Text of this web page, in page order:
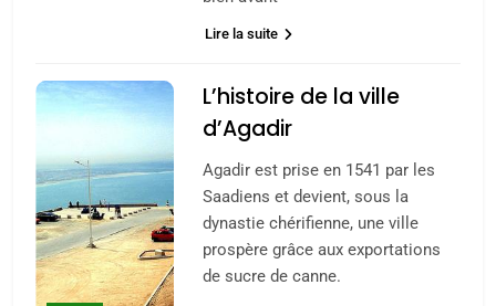
Lire la suite
L’histoire de la ville
d’Agadir
Agadir est prise en 1541 par les
Saadiens et devient, sous la
dynastie chérifienne, une ville
prospère grâce aux exportations
de sucre de canne.